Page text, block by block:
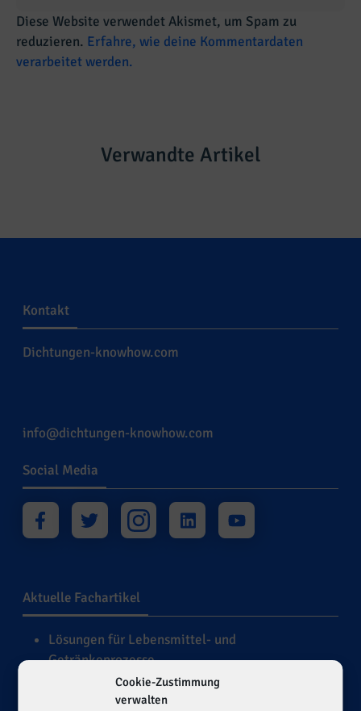
Cookie-Zustimmung
verwalten
Diese Website verwendet Akismet, um Spam zu
reduzieren. Erfahre, wie deine Kommentardaten
verarbeitet werden.
Verwandte Artikel
Kontakt
Dichtungen-knowhow.com
info@dichtungen-knowhow.com
Social Media
Aktuelle Fachartikel
Lösungen für Lebensmittel- und
Getränkeprozesse
Dichtungswerkstoffe für die Bergbau-,
mineralverarbeitende und Zementindustrie